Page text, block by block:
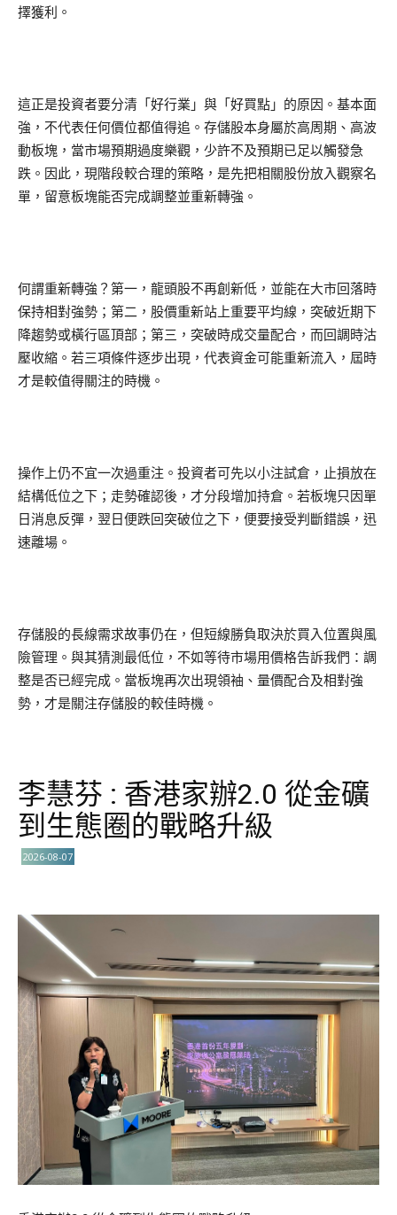
擇獲利。
這正是投資者要分清「好行業」與「好買點」的原因。基本面
強，不代表任何價位都值得追。存儲股本身屬於高周期、高波
動板塊，當市場預期過度樂觀，少許不及預期已足以觸發急
跌。因此，現階段較合理的策略，是先把相關股份放入觀察名
單，留意板塊能否完成調整並重新轉強。
何謂重新轉強？第一，龍頭股不再創新低，並能在大市回落時
保持相對強勢；第二，股價重新站上重要平均線，突破近期下
降趨勢或橫行區頂部；第三，突破時成交量配合，而回調時沽
壓收縮。若三項條件逐步出現，代表資金可能重新流入，屆時
才是較值得關注的時機。
操作上仍不宜一次過重注。投資者可先以小注試倉，止損放在
結構低位之下；走勢確認後，才分段增加持倉。若板塊只因單
日消息反彈，翌日便跌回突破位之下，便要接受判斷錯誤，迅
速離場。
存儲股的長線需求故事仍在，但短線勝負取決於買入位置與風
險管理。與其猜測最低位，不如等待市場用價格告訴我們：調
整是否已經完成。當板塊再次出現領袖、量價配合及相對強
勢，才是關注存儲股的較佳時機。
李慧芬 : 香港家辦2.0 從金礦
到生態圈的戰略升級
2026-08-07